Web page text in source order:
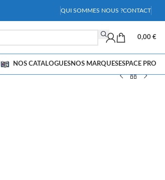
QUI SOMMES NOUS ?CONTACT
0,00 €
NOS CATALOGUESNOS MARQUESESPACE PRO